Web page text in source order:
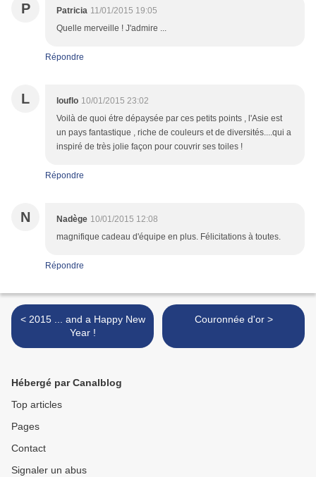
P Patricia 11/01/2015 19:05
Quelle merveille ! J'admire ...
Répondre
L louflo 10/01/2015 23:02
Voilà de quoi étre dépaysée par ces petits points , l'Asie est
un pays fantastique , riche de couleurs et de diversités....qui a
inspiré de très jolie façon pour couvrir ses toiles !
Répondre
N Nadège 10/01/2015 12:08
magnifique cadeau d'équipe en plus. Félicitations à toutes.
Répondre
< 2015 ... and a Happy New
Year !
Couronnée d'or >
Hébergé par Canalblog
Top articles
Pages
Contact
Signaler un abus